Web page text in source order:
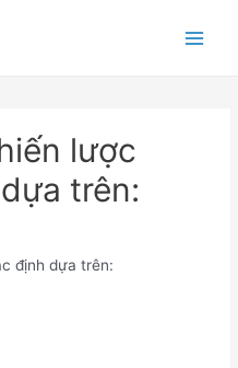
lược
trên:
định dựa trên: